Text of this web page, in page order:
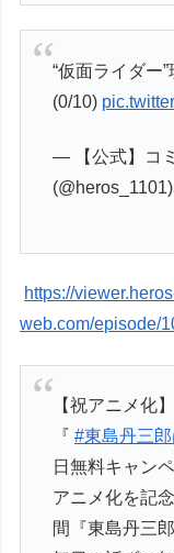
“仮面ライダー”
(0/10)
— 【公式】コ
(@heros_1101)
https://
web.com/episode/
【祝アニメ化】
『#東島丹三
日無料キャン
アニメ化を記
間『東島丹三